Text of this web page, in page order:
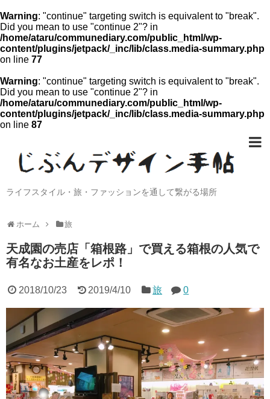
Warning: "continue" targeting switch is equivalent to "break".
Did you mean to use "continue 2"? in
/home/ataru/communediary.com/public_html/wp-
content/plugins/jetpack/_inc/lib/class.media-summary.php
on line 77
Warning: "continue" targeting switch is equivalent to "break".
Did you mean to use "continue 2"? in
/home/ataru/communediary.com/public_html/wp-
content/plugins/jetpack/_inc/lib/class.media-summary.php
on line 87
ライフスタイル・旅・ファッションを通して繋がる場所
ホーム 旅
天成園の売店「箱根路」で買える箱根の人気で
有名なお土産をレポ！
2018/10/23 2019/4/10 旅 0